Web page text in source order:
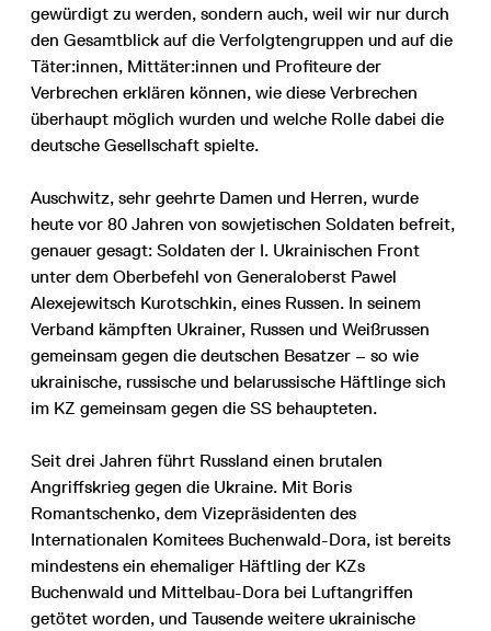
gewürdigt zu werden, sondern auch, weil wir nur durch
den Gesamtblick auf die Verfolgtengruppen und auf die
Täter:innen, Mittäter:innen und Profiteure der
Verbrechen erklären können, wie diese Verbrechen
überhaupt möglich wurden und welche Rolle dabei die
deutsche Gesellschaft spielte.
Auschwitz, sehr geehrte Damen und Herren, wurde
heute vor 80 Jahren von sowjetischen Soldaten befreit,
genauer gesagt: Soldaten der I. Ukrainischen Front
unter dem Oberbefehl von Generaloberst Pawel
Alexejewitsch Kurotschkin, eines Russen. In seinem
Verband kämpften Ukrainer, Russen und Weißrussen
gemeinsam gegen die deutschen Besatzer – so wie
ukrainische, russische und belarussische Häftlinge sich
im KZ gemeinsam gegen die SS behaupteten.
Seit drei Jahren führt Russland einen brutalen
Angriffskrieg gegen die Ukraine. Mit Boris
Romantschenko, dem Vizepräsidenten des
Internationalen Komitees Buchenwald-Dora, ist bereits
mindestens ein ehemaliger Häftling der KZs
Buchenwald und Mittelbau-Dora bei Luftangriffen
getötet worden, und Tausende weitere ukrainische